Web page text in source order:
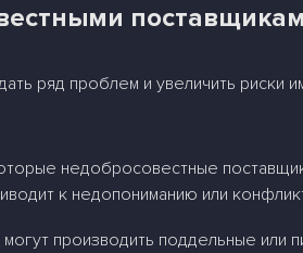
ряд проблем и увеличить риски
недобросовестные
к недопониманию или
производить поддельные или